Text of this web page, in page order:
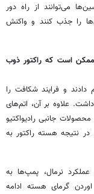
می‌توانند از راه دور
را جذب کنند و واکنش
است که راکتور ذوب
و فرایند شکافت را
علاوه بر آن، اتم‌های
جانبی رادیواکتیو
در نتیجه هسته راکتور به
نرمال، پمپ‌ها به
گرمای هسته ادامه